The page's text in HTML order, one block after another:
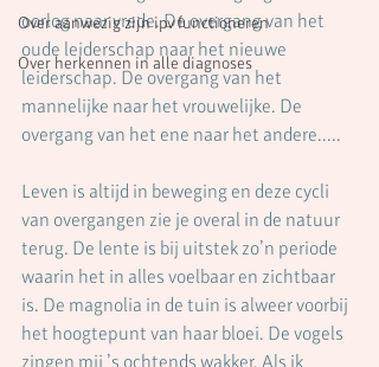
Over aanwezig zijn ipv functioneren
Over herkennen in alle diagnoses
oorlog naar vrede. De overgang van het
oude leiderschap naar het nieuwe
leiderschap. De overgang van het
mannelijke naar het vrouwelijke. De
overgang van het ene naar het andere.....
Leven is altijd in beweging en deze cycli
van overgangen zie je overal in de natuur
terug. De lente is bij uitstek zo’n periode
waarin het in alles voelbaar en zichtbaar
is. De magnolia in de tuin is alweer voorbij
het hoogtepunt van haar bloei. De vogels
zingen mij ’s ochtends wakker. Als ik